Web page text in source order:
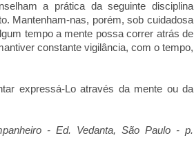
a prática da seguinte disciplina
Mantenham-nas, porém, sob cuidadosa
tempo a mente possa correr atrás de
constante vigilância, com o tempo,
expressá-Lo através da mente ou da
- Ed. Vedanta, São Paulo - p.